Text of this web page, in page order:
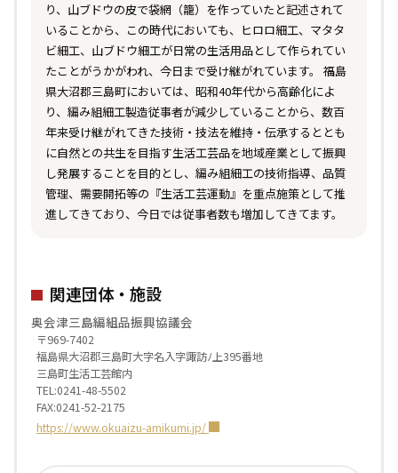
り、山ブドウの皮で袋網（籠）を作っていたと記述されて
いることから、この時代においても、ヒロロ細工、マタタ
ビ細工、山ブドウ細工が日常の生活用品として作られてい
たことがうかがわれ、今日まで受け継がれています。 福島
県大沼郡三島町においては、昭和40年代から高齢化によ
り、編み組細工製造従事者が減少していることから、数百
年来受け継がれてきた技術・技法を維持・伝承するととも
に自然との共生を目指す生活工芸品を地域産業として振興
し発展することを目的とし、編み組細工の技術指導、品質
管理、需要開拓等の『生活工芸運動』を重点施策として推
進してきており、今日では従事者数も増加してきてます。
関連団体・施設
奥会津三島編組品振興協議会
〒969-7402
福島県大沼郡三島町大字名入字諏訪ﾉ上395番地
三島町生活工芸館内
TEL:0241-48-5502
FAX:0241-52-2175
https://www.okuaizu-amikumi.jp/